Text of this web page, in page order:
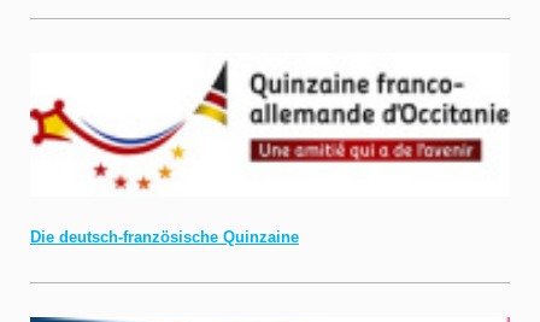
Die deutsch-französische Quinzaine